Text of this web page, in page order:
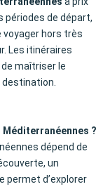
périodes de départ,
voyager hors très
Les itinéraires
maîtriser le
destination.
?
dépend de
un
permet d’explorer